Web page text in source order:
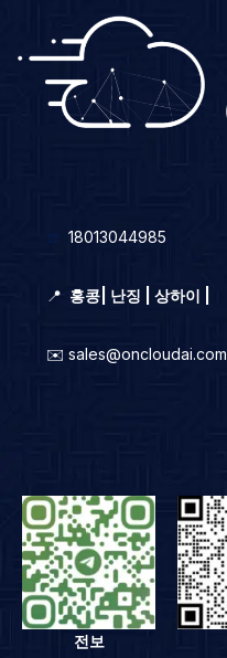
18013044985
📍 홍콩 난징 | 상하이 |
✉️ sales@oncloudai.com
전보